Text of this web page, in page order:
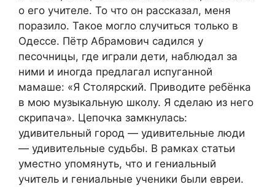
о его учителе. То что он рассказал, меня
поразило. Такое могло случиться только в
Одессе. Пётр Абрамович садился у
песочницы, где играли дети, наблюдал за
ними и иногда предлагал испуганной
мамаше: «Я Столярский. Приводите ребёнка
в мою музыкальную школу. Я сделаю из него
скрипача». Цепочка замкнулась:
удивительный город — удивительные люди
— удивительные судьбы. В рамках статьи
уместно упомянуть, что и гениальный
учитель и гениальные ученики были евреи.